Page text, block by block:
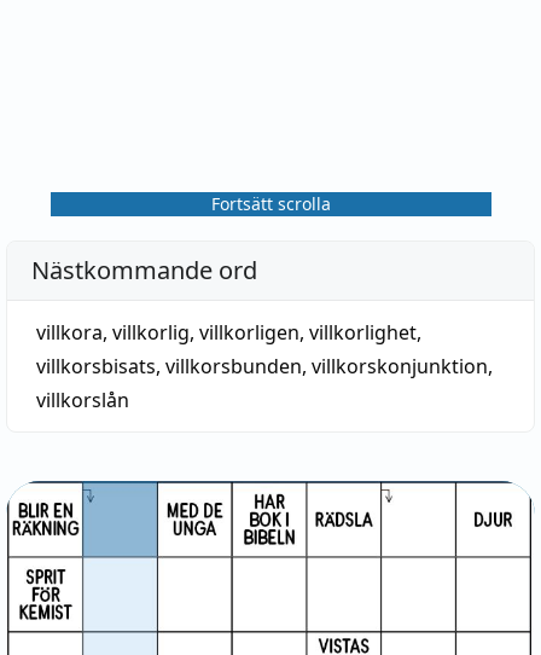
Fortsätt scrolla
Nästkommande ord
villkora, villkorlig, villkorligen, villkorlighet,
villkorsbisats, villkorsbunden, villkorskonjunktion,
villkorslån